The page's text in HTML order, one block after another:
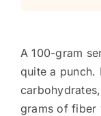
A 100-gram
quite a punch.
grams of fiber